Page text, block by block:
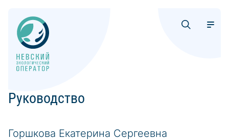
Руководство
Горшкова Екатерина Сергеевна